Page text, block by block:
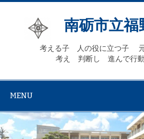
Skip
南砺市立福
考える子 人の役に立つ子
考え 判断し 進んで行動
MENU